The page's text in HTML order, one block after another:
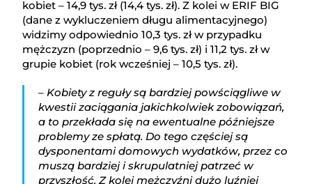
kobiet – 14,9 tys. zł (14,4 tys. zł). Z kolei w ERIF BIG
(dane z wykluczeniem długu alimentacyjnego)
widzimy odpowiednio 10,3 tys. zł w przypadku
mężczyzn (poprzednio – 9,6 tys. zł) i 11,2 tys. zł w
grupie kobiet (rok wcześniej – 10,5 tys. zł).
– Kobiety z reguły są bardziej powściągliwe w
kwestii zaciągania jakichkolwiek zobowiązań,
a to przekłada się na ewentualne późniejsze
problemy ze spłatą. Do tego częściej są
dysponentami domowych wydatków, przez co
muszą bardziej i skrupulatniej patrzeć w
przyszłość. Z kolei mężczyźni dużo luźniej